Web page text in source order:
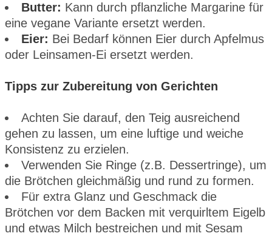
Butter: Kann durch pflanzliche Margarine für
eine vegane Variante ersetzt werden.
Eier: Bei Bedarf können Eier durch Apfelmus
oder Leinsamen-Ei ersetzt werden.
Tipps zur Zubereitung von Gerichten
Achten Sie darauf, den Teig ausreichend
gehen zu lassen, um eine luftige und weiche
Konsistenz zu erzielen.
Verwenden Sie Ringe (z.B. Dessertringe), um
die Brötchen gleichmäßig und rund zu formen.
Für extra Glanz und Geschmack die
Brötchen vor dem Backen mit verquirltem Eigelb
und etwas Milch bestreichen und mit Sesam